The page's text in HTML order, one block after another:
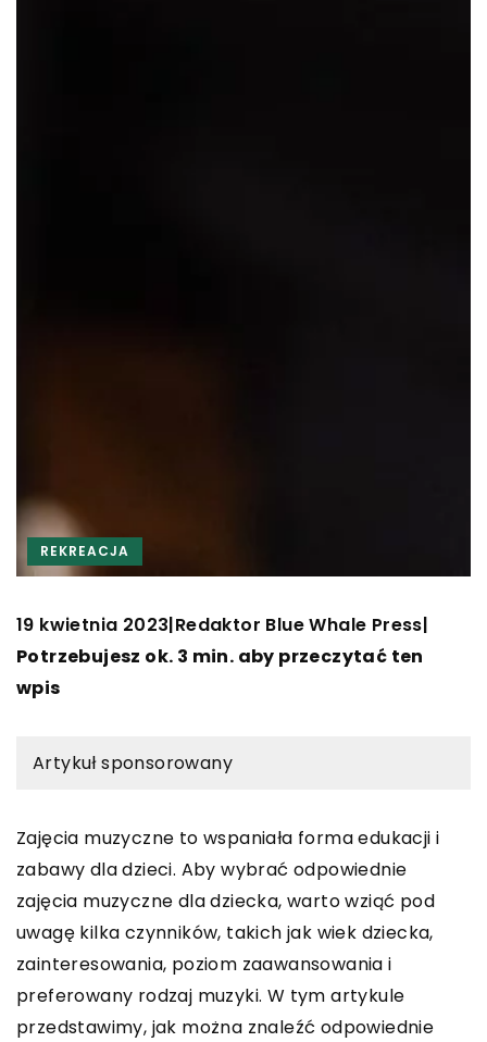
REKREACJA
19 kwietnia 2023|Redaktor Blue Whale Press|
Potrzebujesz ok. 3 min. aby przeczytać ten
wpis
Artykuł sponsorowany
Zajęcia muzyczne to wspaniała forma edukacji i
zabawy dla dzieci. Aby wybrać odpowiednie
zajęcia muzyczne dla dziecka, warto wziąć pod
uwagę kilka czynników, takich jak wiek dziecka,
zainteresowania, poziom zaawansowania i
preferowany rodzaj muzyki. W tym artykule
przedstawimy, jak można znaleźć odpowiednie